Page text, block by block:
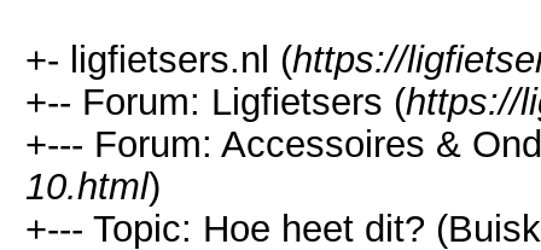
+- ligfietsers.nl (https://
+-- Forum: Ligfietsers (https://
+--- Forum: Accessoires &
10.html)
+--- Topic: Hoe heet dit?